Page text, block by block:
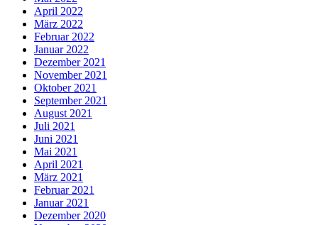
April 2022
März 2022
Februar 2022
Januar 2022
Dezember 2021
November 2021
Oktober 2021
September 2021
August 2021
Juli 2021
Juni 2021
Mai 2021
April 2021
März 2021
Februar 2021
Januar 2021
Dezember 2020